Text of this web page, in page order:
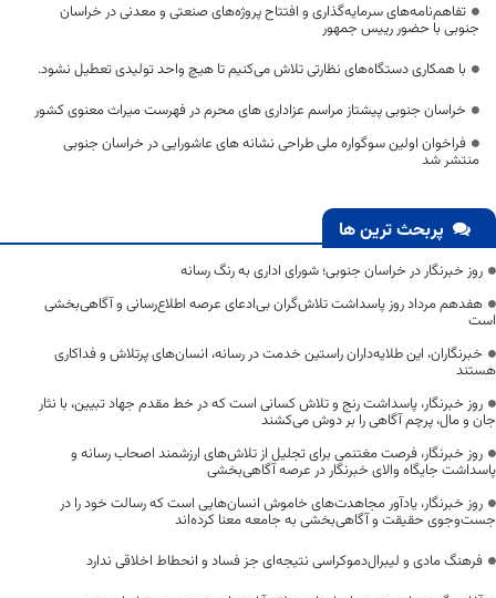
تفاهم‌نامه‌های سرمایه‌گذاری و افتتاح پروژه‌های صنعتی و معدنی در خراسان
جنوبی با حضور رییس جمهور
با همکاری دستگاه‌های نظارتی تلاش می‌کنیم تا هیچ واحد تولیدی تعطیل نشود.
خراسان جنوبی پیشتاز مراسم عزاداری های محرم در فهرست میراث معنوی کشور
فراخوان اولین سوگواره ملی طراحی نشانه های عاشورایی در خراسان جنوبی
منتشر شد
پربحث ترین ها
روز خبرنگار در خراسان جنوبی؛ شورای اداری به رنگ رسانه
هفدهم مرداد روز پاسداشت تلاش‌گران بی‌ادعای عرصه اطلاع‌رسانی و آگاهی‌بخشی
است
خبرنگاران، این طلایه‌داران راستین خدمت در رسانه، انسان‌های پرتلاش و فداکاری
هستند
روز خبرنگار، پاسداشت رنج و تلاش کسانی است که در خط مقدم جهاد تبیین، با نثار
جان و مال، پرچم آگاهی را بر دوش می‌کشند
روز خبرنگار، فرصت مغتنمی برای تجلیل از تلاش‌های ارزشمند اصحاب رسانه و
پاسداشت جایگاه والای خبرنگار در عرصه آگاهی‌بخشی
روز خبرنگار، یادآور مجاهدت‌های خاموش انسان‌هایی است که رسالت خود را در
جست‌وجوی حقیقت و آگاهی‌بخشی به جامعه معنا کرده‌اند
فرهنگ مادی و لیبرال‌دموکراسی نتیجه‌ای جز فساد و انحطاط اخلاقی ندارد